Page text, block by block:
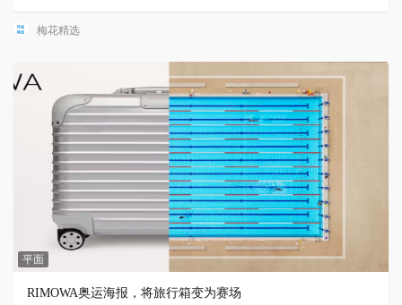
梅花精选
平面
RIMOWA奥运海报，将旅行箱变为赛场